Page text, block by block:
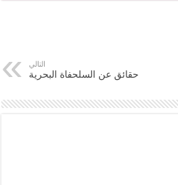
التالي
حقائق عن السلحفاة البحرية